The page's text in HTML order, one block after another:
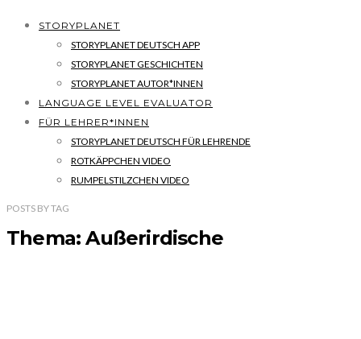
STORYPLANET
STORYPLANET DEUTSCH APP
STORYPLANET GESCHICHTEN
STORYPLANET AUTOR*INNEN
LANGUAGE LEVEL EVALUATOR
FÜR LEHRER*INNEN
STORYPLANET DEUTSCH FÜR LEHRENDE
ROTKÄPPCHEN VIDEO
RUMPELSTILZCHEN VIDEO
POSTS BYTAG
Thema: Außerirdische